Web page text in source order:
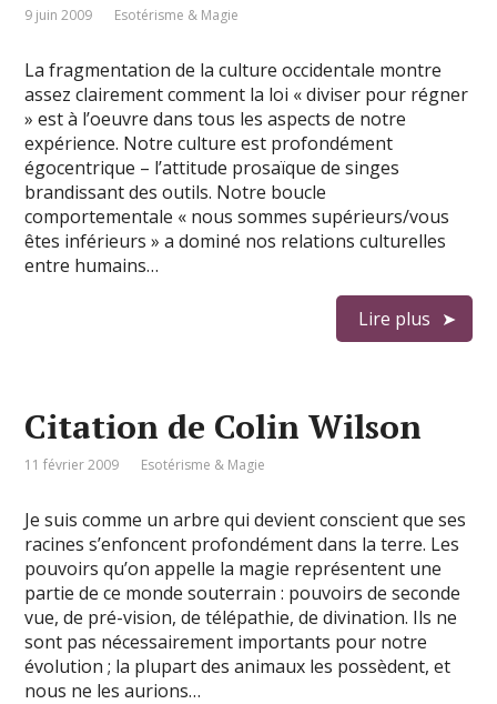
9 juin 2009 Esotérisme & Magie
La fragmentation de la culture occidentale montre
assez clairement comment la loi « diviser pour régner
» est à l’oeuvre dans tous les aspects de notre
expérience. Notre culture est profondément
égocentrique – l’attitude prosaïque de singes
brandissant des outils. Notre boucle
comportementale « nous sommes supérieurs/vous
êtes inférieurs » a dominé nos relations culturelles
entre humains…
Lire plus
Citation de Colin Wilson
11 février 2009 Esotérisme & Magie
Je suis comme un arbre qui devient conscient que ses
racines s’enfoncent profondément dans la terre. Les
pouvoirs qu’on appelle la magie représentent une
partie de ce monde souterrain : pouvoirs de seconde
vue, de pré-vision, de télépathie, de divination. Ils ne
sont pas nécessairement importants pour notre
évolution ; la plupart des animaux les possèdent, et
nous ne les aurions…